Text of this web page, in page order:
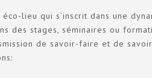
lieu qui s’inscrit dans une
des stages, séminaires ou
de savoir-faire et de